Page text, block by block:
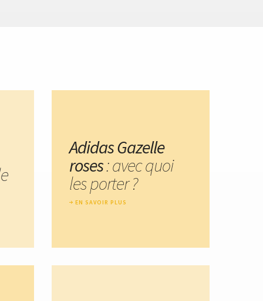
Adidas Gazelle
roses: avec quoi
les porter ?
EN SAVOIR PLUS